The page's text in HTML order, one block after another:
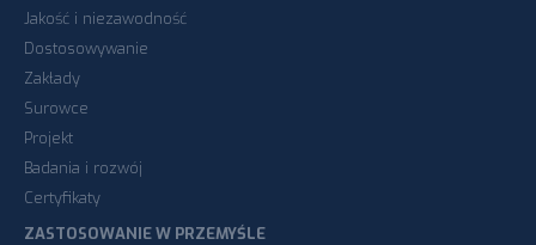
Jakość i niezawodność
Dostosowywanie
Zakłady
Surowce
Projekt
Badania i rozwój
Certyfikaty
ZASTOSOWANIE W PRZEMYŚLE